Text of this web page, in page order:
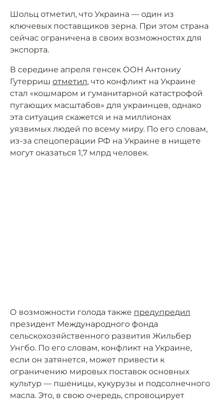
Шольц отметил, что Украина — один из
ключевых поставщиков зерна. При этом страна
сейчас ограничена в своих возможностях для
экспорта.
В середине апреля генсек ООН Антониу
Гутерриш отметил, что конфликт на Украине
стал «кошмаром и гуманитарной катастрофой
пугающих масштабов» для украинцев, однако
эта ситуация скажется и на миллионах
уязвимых людей по всему миру. По его словам,
из-за спецоперации РФ на Украине в нищете
могут оказаться 1,7 млрд человек.
О возможности голода также предупредил
президент Международного фонда
сельскохозяйственного развития Жильбер
Унгбо. По его словам, конфликт на Украине,
если он затянется, может привести к
ограничению мировых поставок основных
культур — пшеницы, кукурузы и подсолнечного
масла. Это, в свою очередь, спровоцирует